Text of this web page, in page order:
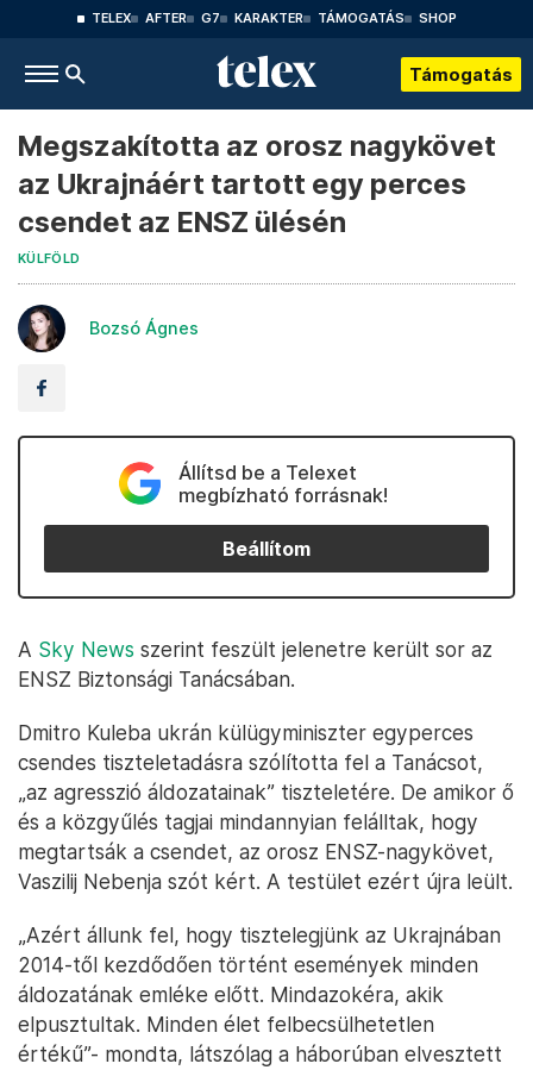
TELEX AFTER G7 KARAKTER TÁMOGATÁS SHOP
Támogatás
Megszakította az orosz nagykövet
az Ukrajnáért tartott egy perces
csendet az ENSZ ülésén
KÜLFÖLD
Bozsó Ágnes
Állítsd be a Telexet
megbízható forrásnak!
Beállítom
A Sky News szerint feszült jelenetre került sor az
ENSZ Biztonsági Tanácsában.
Dmitro Kuleba ukrán külügyminiszter egyperces
csendes tiszteletadásra szólította fel a Tanácsot,
„az agresszió áldozatainak” tiszteletére. De amikor ő
és a közgyűlés tagjai mindannyian felálltak, hogy
megtartsák a csendet, az orosz ENSZ-nagykövet,
Vaszilij Nebenja szót kért. A testület ezért újra leült.
„Azért állunk fel, hogy tisztelegjünk az Ukrajnában
2014-től kezdődően történt események minden
áldozatának emléke előtt. Mindazokéra, akik
elpusztultak. Minden élet felbecsülhetetlen
értékű”- mondta, látszólag a háborúban elvesztett